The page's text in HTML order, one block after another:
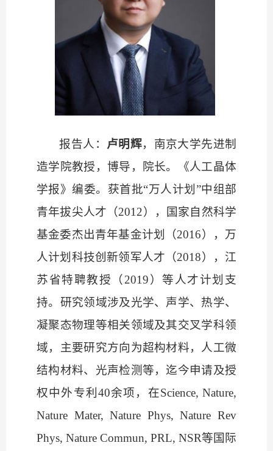
报告人： 卢明辉，南京大学先进制
造学院教授，博导，院长。《人工晶体
学报》编委。获首批“万人计划”中组部
青年拔尖人才（2012），国家自然科学
基金委杰出青年基金计划（2016），万
人计划科技创新领军人才（2018），江
苏省特聘教授（2019）等人才计划支
持。研究领域涉及光学、声学、热学、
凝聚态物理等相关领域及其交叉学科领
域，主要研究方向为超构材料，人工微
结构材料、光声检测等，迄今申请及授
权中外专利40余项，在Science, Nature,
Nature Mater, Nature Phys, Nature Rev
Phys, Nature Commun, PRL, NSR等国际